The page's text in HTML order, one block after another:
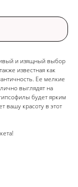
и изящный выбор
известная как
Ее мелкие
выглядят на
будет ярким
вашу красоту в этот